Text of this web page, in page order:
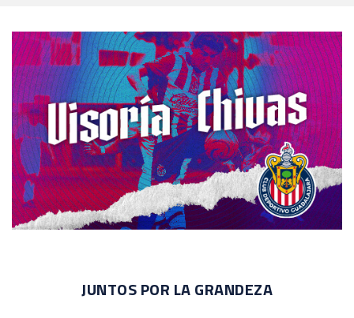
JUNTOS POR LA GRANDEZA